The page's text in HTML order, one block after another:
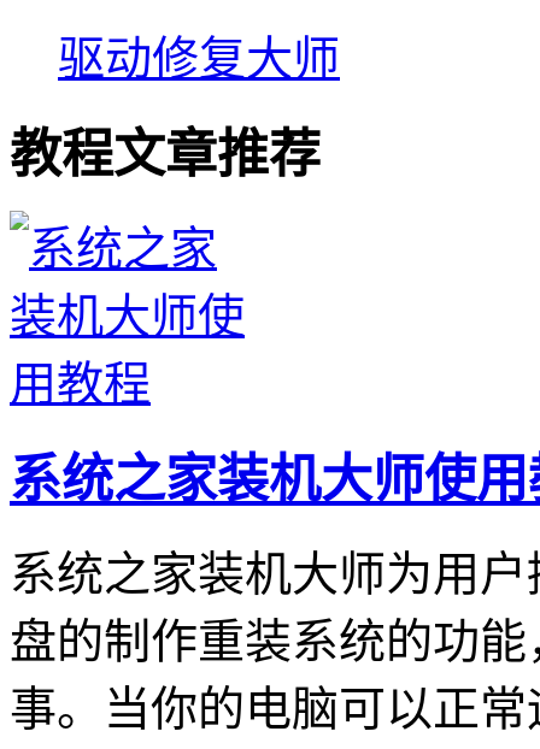
驱动修复大师
教程文章推荐
系统之家装机大师使
系统之家装机大师为用
盘的制作重装系统的功
事。当你的电脑可以正